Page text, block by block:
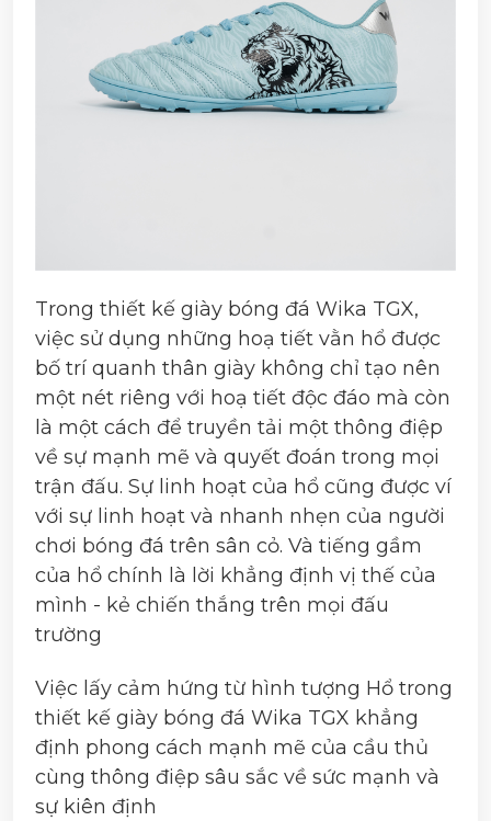
Trong thiết kế giày bóng đá Wika TGX,
việc sử dụng những hoạ tiết vằn hổ được
bố trí quanh thân giày không chỉ tạo nên
một nét riêng với hoạ tiết độc đáo mà còn
là một cách để truyền tải một thông điệp
về sự mạnh mẽ và quyết đoán trong mọi
trận đấu. Sự linh hoạt của hổ cũng được ví
với sự linh hoạt và nhanh nhẹn của người
chơi bóng đá trên sân cỏ. Và tiếng gầm
của hổ chính là lời khẳng định vị thế của
mình - kẻ chiến thắng trên mọi đấu
trường
Việc lấy cảm hứng từ hình tượng Hổ trong
thiết kế giày bóng đá Wika TGX khẳng
định phong cách mạnh mẽ của cầu thủ
cùng thông điệp sâu sắc về sức mạnh và
sự kiên định